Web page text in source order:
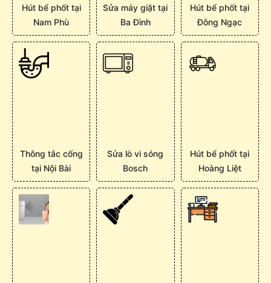
Hút bể phốt tại
Nam Phù
Sửa máy giặt tại
Ba Đình
Hút bể phốt tại
Đông Ngạc
Thông tắc cống
tại Nội Bài
Sửa lò vi sóng
Bosch
Hút bể phốt tại
Hoàng Liệt